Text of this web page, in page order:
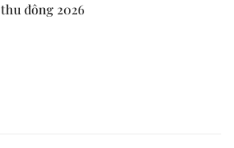
thu đông 2026